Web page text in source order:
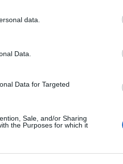
data.
Data.
Data for Targeted
Sale, and/or Sharing
the Purposes for which it